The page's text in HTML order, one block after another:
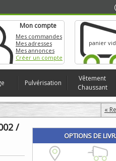
Mon compte
Mes commandes
Mes adresses
Mes annonces
Créer un compte
panier
Pulvérisation
Vêtement
Chaussant
«
/
OPTIONS DE